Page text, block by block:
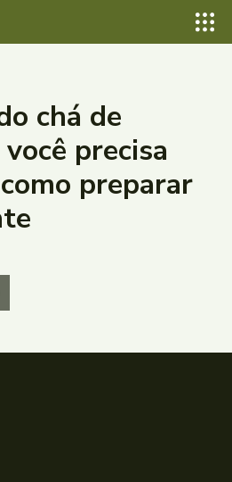
chá de
precisa
preparar